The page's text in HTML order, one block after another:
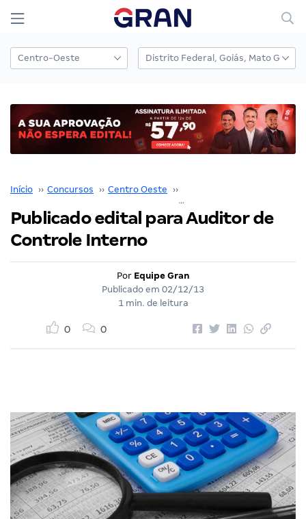
Início ›› Concursos ›› Centro Oeste ››
Publicado edital para Auditor de
Controle Interno
Por Equipe Gran
Publicado em 02/12/13
1 min. de leitura
0 0